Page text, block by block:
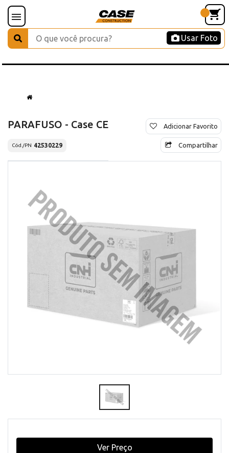
Usar Foto
PARAFUSO - Case CE
Cód./PN 42530229
Adicionar Favorito
Compartilhar
Ver Preço